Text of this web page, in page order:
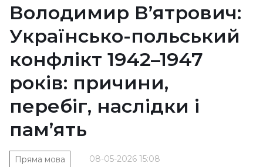
Володимир В’ятрович:
Українсько-польський
конфлікт 1942–1947
років: причини,
перебіг, наслідки і
пам’ять
08-05-2026 15:08
Пряма мова